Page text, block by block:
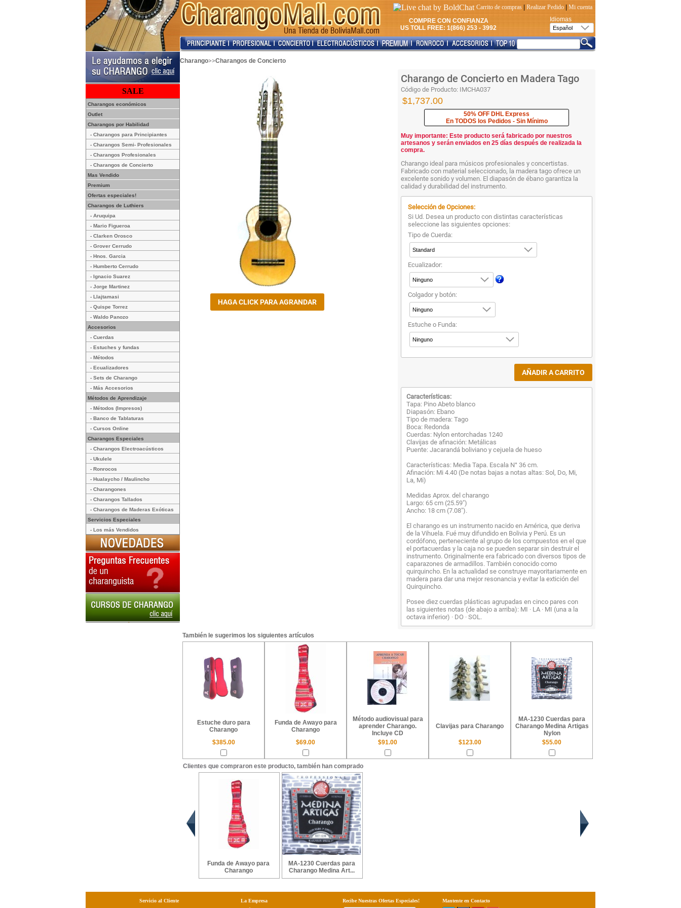
Carrito de compras Realizar Pedido
Mi cuenta
COMPRE CON CONFIANZA
US TOLL FREE: 1(866) 253 - 3992
Idiomas
SALE
Charangos económicos
Outlet
Charangos por Habilidad
- Charangos para Principiantes
- Charangos Semi- Profesionales
- Charangos Profesionales
- Charangos de Concierto
Mas Vendido
Premium
Ofertas especiales!
Charangos de Luthiers
- Aruquipa
- Mario Figueroa
- Clarken Orosco
- Grover Cerrudo
- Hnos. Garcia
- Humberto Cerrudo
- Ignacio Suarez
- Jorge Martinez
- Llajtamasi
- Quispe Torrez
- Waldo Panozo
Accesorios
- Cuerdas
- Estuches y fundas
- Métodos
- Ecualizadores
- Sets de Charango
- Más Accesorios
Métodos de Aprendizaje
- Métodos (Impresos)
- Banco de Tablaturas
- Cursos Online
Charangos Especiales
- Charangos Electroacústicos
- Ukulele
- Ronrocos
- Hualaycho / Maulincho
- Charangones
- Charangos Tallados
- Charangos de Maderas Exóticas
Servicios Especiales
- Los más Vendidos
Charango>>Charangos de Concierto
Charango de Concierto en Madera Tago
Código de Producto: IMCHA037
$1,737.00
50% OFF DHL Express
En TODOS los Pedidos - Sin Mínimo
Muy importante: Este producto será fabricado por nuestros
artesanos y serán enviados en 25 días después de realizada la
compra.
Charango ideal para músicos profesionales y concertistas.
Fabricado con material seleccionado, la madera tago ofrece un
excelente sonido y volumen. El diapasón de ébano garantiza la
calidad y durabilidad del instrumento.
Selección de Opciones:
Si Ud. Desea un producto con distintas características
seleccione las siguientes opciones:
Tipo de Cuerda:
Ecualizador:
Colgador y botón:
Estuche o Funda:
Características:
Tapa: Pino Abeto blanco
Diapasón: Ebano
Tipo de madera: Tago
Boca: Redonda
Cuerdas: Nylon entorchadas 1240
Clavijas de afinación: Metálicas
Puente: Jacarandá boliviano y cejuela de hueso
Características: Media Tapa. Escala N° 36 cm.
Afinación: Mi 4.40 (De notas bajas a notas altas: Sol, Do, Mi,
La, Mi)
Medidas Aprox. del charango
Largo: 65 cm (25.59")
Ancho: 18 cm (7.08").
El charango es un instrumento nacido en América, que deriva
de la Vihuela. Fué muy difundido en Bolivia y Perú. Es un
cordófono, perteneciente al grupo de los compuestos en el que
el portacuerdas y la caja no se pueden separar sin destruir el
instrumento. Originalmente era fabricado con diversos tipos de
caparazones de armadillos. También conocido como
quirquincho. En la actualidad se construye mayoritariamente en
madera para dar una mejor resonancia y evitar la extición del
Quirquincho.
Posee diez cuerdas plásticas agrupadas en cinco pares con
las siguientes notas (de abajo a arriba): MI · LA · MI (una a la
octava inferior) · DO · SOL.
También le sugerimos los siguientes artículos
Estuche duro para
Charango
Funda de Awayo para
Charango
Método audiovisual para
aprender Charango.
Incluye CD
Clavijas para Charango
MA-1230 Cuerdas para
Charango Medina Artigas
Nylon
$385.00
$69.00 $91.00 $123.00 $55.00
Clientes que compraron este producto, también han comprado
Funda de Awayo para
Charango
MA-1230 Cuerdas para
Charango Medina Art...
Servicio al Cliente
La Empresa
Recibe Nuestras Ofertas Especiales! Mantente en Contacto